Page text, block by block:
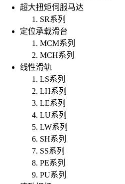
超大扭矩伺服马达
SR系列
定位承载滑台
MCM系列
MCH系列
线性滑轨
LS系列
LH系列
LE系列
LU系列
LW系列
SH系列
SS系列
PE系列
PU系列